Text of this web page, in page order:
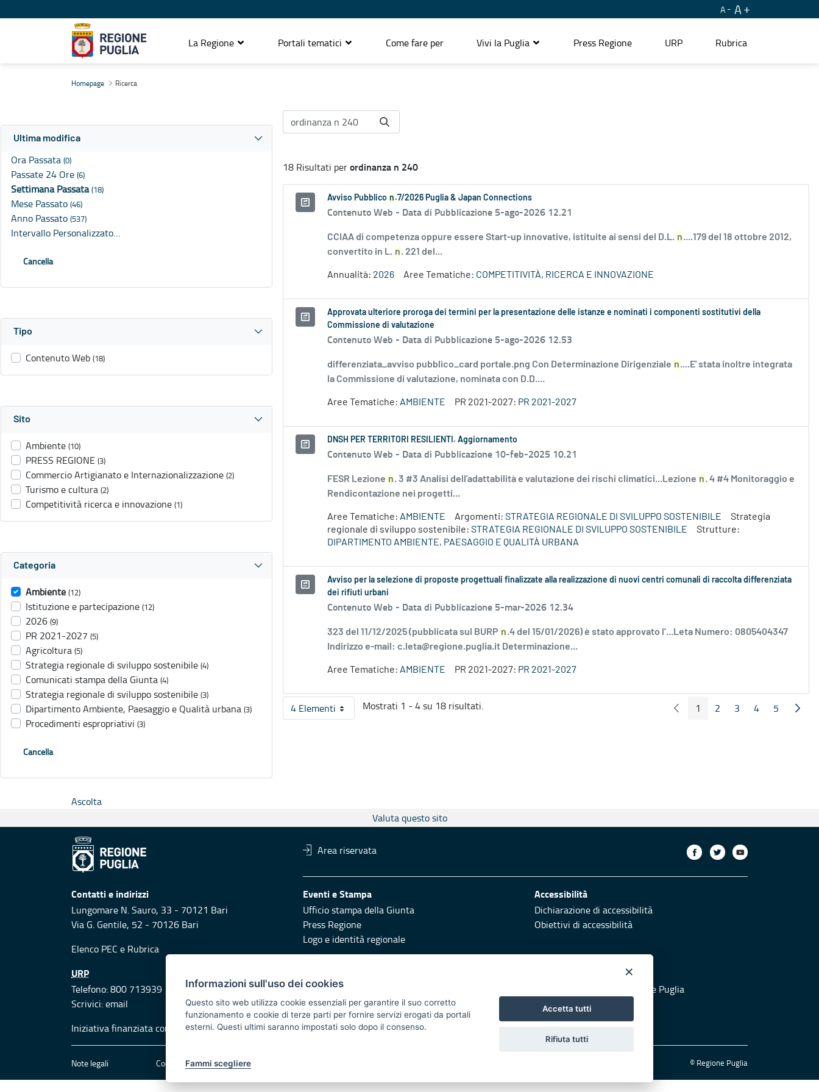
A A
La Regione Portali tematici Come fare per Vivi la Puglia Press Regione URP Rubrica
Homepage Ricerca
Ultima modifica
Ora Passata (0)
Passate 24 Ore (6)
Settimana Passata(18)
Mese Passato (46)
Anno Passato (537)
Intervallo Personalizzato…
Cancella
Tipo
Contenuto Web (18)
Sito
Ambiente (10)
PRESS REGIONE (3)
Commercio Artigianato e Internazionalizzazione (2)
Turismo e cultura (2)
Competitività ricerca e innovazione (1)
Categoria
Ambiente (12)
Istituzione e partecipazione (12)
2026 (9)
PR 2021-2027 (5)
Agricoltura (5)
Strategia regionale di sviluppo sostenibile (4)
Comunicati stampa della Giunta (4)
Strategia regionale di sviluppo sostenibile (3)
Dipartimento Ambiente, Paesaggio e Qualità urbana (3)
Procedimenti espropriativi (3)
Cancella
18 Risultati perordinanza n 240
Avviso Pubblico n .7/2026 Puglia & Japan Connections
Contenuto Web - Data di Pubblicazione 5-ago-2026 12.21
CCIAA di competenza oppure essere Start-up innovative, istituite ai sensi del D.L. n....179 del 18 ottobre 2012,
convertito in L. n. 221 del...
Annualità: 2026 Aree Tematiche: COMPETITIVITÀ, RICERCA E INNOVAZIONE
Approvata ulteriore proroga dei termini per la presentazione delle istanze e nominati i componenti sostitutivi della
Commissione di valutazione
Contenuto Web - Data di Pubblicazione 5-ago-2026 12.53
differenziata_avviso pubblico_card portale.png Con Determinazione Dirigenziale n....E' stata inoltre integrata
la Commissione di valutazione, nominata con D.D....
Aree Tematiche: AMBIENTE PR 2021-2027: PR 2021-2027
DNSH PER TERRITORI RESILIENTI. Aggiornamento
Contenuto Web - Data di Pubblicazione 10-feb-2025 10.21
FESR Lezione n. 3 #3 Analisi dell'adattabilità e valutazione dei rischi climatici...Lezione n. 4 #4 Monitoraggio e
Rendicontazione nei progetti...
Aree Tematiche: AMBIENTE Argomenti: STRATEGIA REGIONALE DI SVILUPPO SOSTENIBILE
Strategia
regionale di sviluppo sostenibile: STRATEGIA REGIONALE DI SVILUPPO SOSTENIBILE
Strutture:
DIPARTIMENTO AMBIENTE, PAESAGGIO E QUALITÀ URBANA
Avviso per la selezione di proposte progettuali finalizzate alla realizzazione di nuovi centri comunali di raccolta differenziata
dei rifiuti urbani
Contenuto Web - Data di Pubblicazione 5-mar-2026 12.34
323 del 11/12/2025 (pubblicata sul BURP n.4 del 15/01/2026) è stato approvato l’...Leta Numero: 0805404347
Indirizzo e-mail: c.leta@regione.puglia.it Determinazione...
Aree Tematiche: AMBIENTE PR 2021-2027: PR 2021-2027
4 ElementiPer pagina
Mostrati 1 - 4 su 18 risultati. Pagina Precedente
Pagina
1 Pagina
2 Pagina
3 Pagina
4 Pagina
5
Ascolta
Valuta questo sito
Area riservata
Contatti e indirizzi
Lungomare N. Sauro, 33 - 70121 Bari
Via G. Gentile, 52 - 70126 Bari
Elenco PEC e Rubrica
Eventi e Stampa
Ufficio stampa della Giunta
Press Regione
Logo e identità regionale
Accessibilità
Dichiarazione di accessibilità
Obiettivi di accessibilità
URP
Telefono: 800 713939
Scrivici:email
Responsabili di pubblicazione Vai al sito di Protezione Civile Puglia
Iniziativa finanziata con risorse del POR Puglia 2014/2020 - Asse XI
Note legali Cookie e privacy © Regione Puglia
×
Informazioni sull'uso dei cookies
Questo sito web utilizza cookie essenziali per garantire il suo corretto
funzionamento e cookie di terze parti per fornire servizi erogati da portali
esterni. Questi ultimi saranno impostati solo dopo il consenso.
Fammi scegliere
Accetta tutti
Rifiuta tutti